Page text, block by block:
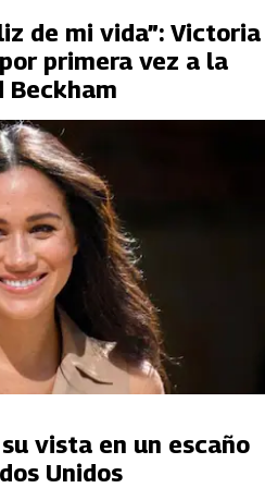
de mi vida”: Victoria
primera vez a la
Beckham
vista en un escaño
Unidos